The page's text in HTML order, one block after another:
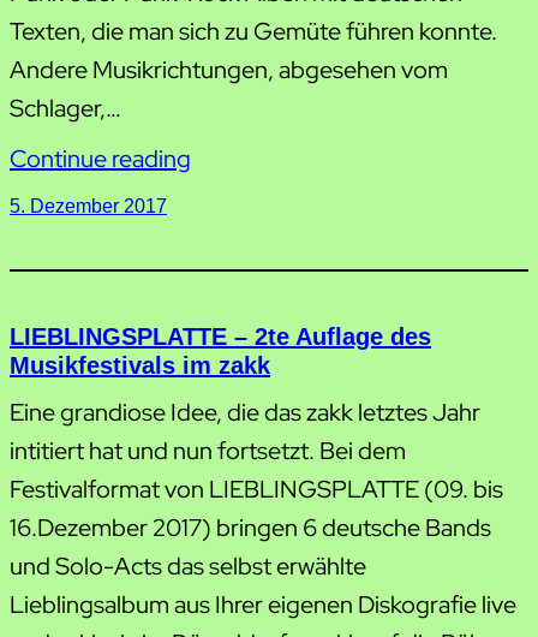
Texten, die man sich zu Gemüte führen konnte.
Andere Musikrichtungen, abgesehen vom
Schlager,…
Continue reading
5. Dezember 2017
LIEBLINGSPLATTE – 2te Auflage des
Musikfestivals im zakk
Eine grandiose Idee, die das zakk letztes Jahr
intitiert hat und nun fortsetzt. Bei dem
Festivalformat von LIEBLINGSPLATTE (09. bis
16.Dezember 2017) bringen 6 deutsche Bands
und Solo-Acts das selbst erwählte
Lieblingsalbum aus Ihrer eigenen Diskografie live